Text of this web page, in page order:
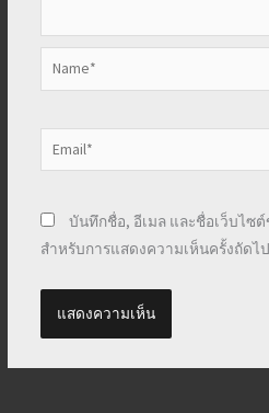
Name*
Email*
บันทึกชื่อ, อีเมล และชื่อเว็บไซ
สำหรับการแสดงความเห็นครั้งถัดไป